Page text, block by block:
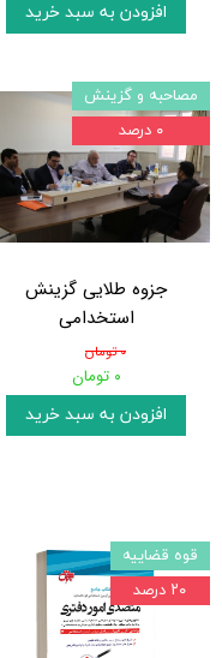
افزودن به سبد خرید
جزوه طلایی گزینش
استخدامی
۰ تومان
۰ تومان
افزودن به سبد خرید
مصاحبه و گزینش
۰ درصد
قوه قضاییه
۲۰ درصد